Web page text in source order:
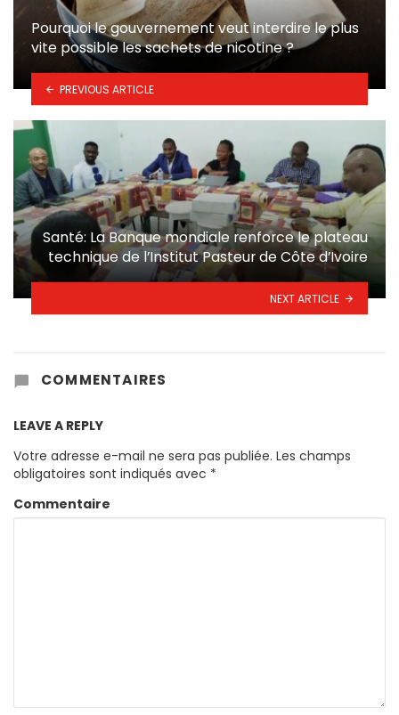
Pourquoi le gouvernement veut interdire le plus
vite possible les sachets de nicotine ?
PREVIOUS ARTICLE
Santé: La Banque mondiale renforce le plateau
technique de l’Institut Pasteur de Côte d’Ivoire
NEXT ARTICLE
COMMENTAIRES
LEAVE A REPLY
Votre adresse e-mail ne sera pas publiée. Les champs
obligatoires sont indiqués avec *
Commentaire